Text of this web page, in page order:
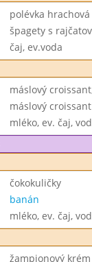
polévka
špagety s
čaj, ev.voda
máslový
máslový croissant
mléko, ev. čaj,
čokokuličky
banán
mléko, ev. čaj,
žampionový krém